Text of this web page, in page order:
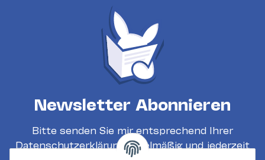
Newsletter Abonnieren
Bitte senden Sie mir entsprechend Ihrer
Datenschutzerklärungregelmäßig und jederzeit